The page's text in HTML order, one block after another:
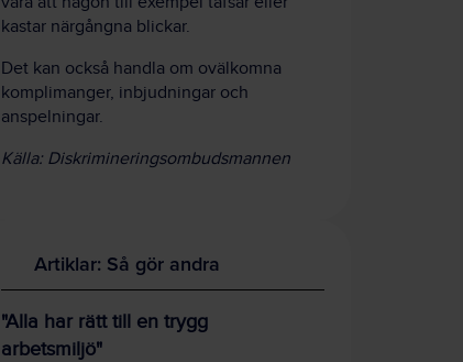
kastar närgångna blickar.
Det kan också handla om ovälkomna
komplimanger, inbjudningar och
anspelningar.
Källa: Diskrimineringsombudsmannen
Artiklar: Så gör andra
"Alla har rätt till en trygg
arbetsmiljö"